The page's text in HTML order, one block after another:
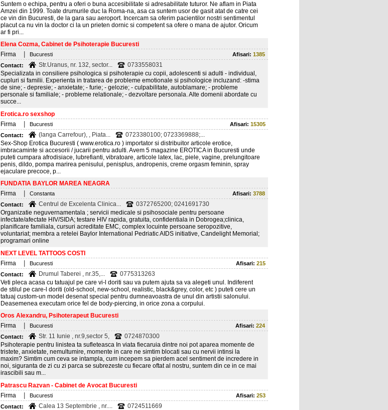
Suntem o echipa, pentru a oferi o buna accesibilitate si adresabilitate tuturor. Ne aflam in Piata
Amzei din 1999. Toate drumurile duc la Roma-na, asa ca suntem usor de gasit atat de catre cei
ce vin din Bucuresti, de la gara sau aeroport. Incercam sa oferim pacientilor nostri sentimentul
placut ca nu vin la doctor ci la un prieten dornic si competent sa ofere o mana de ajutor. Oricum
ar fi pri...
Elena Cozma, Cabinet de Psihoterapie Bucuresti
Firma
Bucuresti Afisari: 1385
Contact:
Str.Uranus, nr. 132, sector...
0733558031
Specializata in consiliere psihologica si psihoterapie cu copii, adolescenti si adulti - individual,
cupluri si familii. Experienta in tratarea de probleme emotionale si psihologice incluzand: -stima
de sine; - depresie; - anxietate; - furie; - gelozie; - culpabilitate, autoblamare; - probleme
personale si familiale; - probleme relationale; - dezvoltare personala. Alte domenii abordate cu
succe...
Erotica.ro sexshop
Firma
Bucuresti Afisari: 15305
Contact:
(langa Carrefour), , Piata...
0723380100; 0723369888;...
Sex-Shop Erotica Bucuresti ( www.erotica.ro ) importator si distribuitor articole erotice,
imbracaminte si accesorii / jucarii pentru adulti. Avem 5 magazine EROTICA in Bucuresti unde
puteti cumpara afrodisiace, lubrefianti, vibratoare, articole latex, lac, piele, vagine, prelungitoare
penis, dildo, pompa marirea penisului, penisplus, andropenis, creme orgasm feminin, spray
ejaculare precoce, p...
FUNDATIA BAYLOR MAREA NEAGRA
Firma
Constanta Afisari: 3788
Contact:
Centrul de Excelenta Clinica...
0372765200; 0241691730
Organizatie neguvernamentala ; servicii medicale si psihosociale pentru persoane
infectate/afectate HIV/SIDA; testare HIV rapida, gratuita, confidentiala in Dobrogea;clinica,
planificare familiala, cursuri acreditate EMC, complex locuinte persoane seropozitive,
voluntariat; membra a retelei Baylor International Pedriatic AIDS initiative, Candelight Memorial;
programari online
NEXT LEVEL TATTOOS COSTI
Firma
Bucuresti Afisari: 215
Contact:
Drumul Taberei , nr.35,...
0775313263
Veti pleca acasa cu tatuajul pe care vi-l doriti sau va putem ajuta sa va alegeti unul. Indiferent
de stilul pe care-l doriti (old-school, new-school, realistic, black&grey, color, etc ) puteti cere un
tatuaj custom-un model desenat special pentru dumneavoastra de unul din artistii salonului.
Deasemenea executam orice fel de body-piercing, in orice zona a corpului.
Oros Alexandru, Psihoterapeut Bucuresti
Firma
Bucuresti Afisari: 224
Contact:
Str. 11 Iunie , nr.9,sector 5,
0724870300
Psihoterapie pentru linistea ta sufleteasca In viata fiecaruia dintre noi pot aparea momente de
tristete, anxietate, nemultumire, momente in care ne simtim blocati sau cu nervii intinsi la
maxim? Simtim cum ceva se intampla, cum incepem sa pierdem acel sentiment de incredere in
noi, siguranta de zi cu zi parca se subrezeste cu fiecare oftat al nostru, suntem din ce in ce mai
irascibili sau m...
Patrascu Razvan - Cabinet de Avocat Bucuresti
Firma
Bucuresti Afisari: 253
Contact:
Calea 13 Septembrie , nr....
0724511669